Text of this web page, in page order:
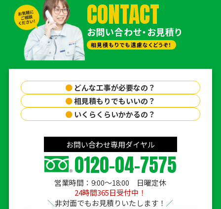
CONTACT
お問い合わせ・お見積り
相見積もりでも遠慮なくどうぞ！
● どんな工事が必要なの？
●相見積もりでもいいの？
● いくらくらいかかるの？
お問い合わせ専用ダイヤル
0120-04-7575
営業時間：9:00〜18:00 日曜定休
24時間365日受付中！
非対面でもお見積りいたします！